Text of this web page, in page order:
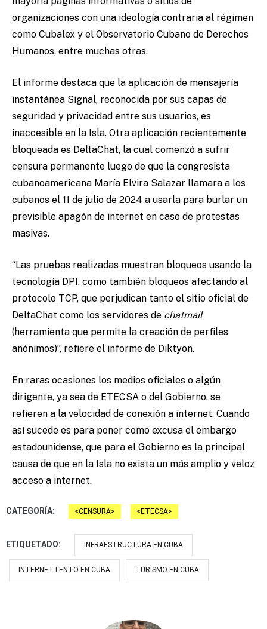
organizaciones con una ideología contraria al régimen
como Cubalex y el Observatorio Cubano de Derechos
Humanos, entre muchas otras.
El informe destaca que la aplicación de mensajería
instantánea Signal, reconocida por sus capas de
seguridad y privacidad entre sus usuarios, es
inaccesible en la Isla. Otra aplicación recientemente
bloqueada es DeltaChat, la cual comenzó a sufrir
censura permanente luego de que la congresista
cubanoamericana María Elvira Salazar llamara a los
cubanos el 11 de julio de 2024 a usarla para burlar un
previsible apagón de internet en caso de protestas
masivas.
“Las pruebas realizadas muestran bloqueos usando la
tecnología DPI, como también bloqueos afectando al
protocolo TCP, que perjudican tanto el sitio oficial de
DeltaChat como los servidores de chatmail
(herramienta que permite la creación de perfiles
anónimos)”, refiere el informe de Diktyon.
En raras ocasiones los medios oficiales o algún
dirigente, ya sea de ETECSA o del Gobierno, se
refieren a la velocidad de conexión a internet. Cuando
así sucede es para poner como excusa el embargo
estadounidense, que para el Gobierno es la principal
causa de que en la Isla no exista un más amplio y veloz
acceso a internet.
CATEGORÍA: CENSURA ETECSA
ETIQUETADO: INFRAESTRUCTURA EN CUBA
INTERNET LENTO EN CUBA TURISMO EN CUBA